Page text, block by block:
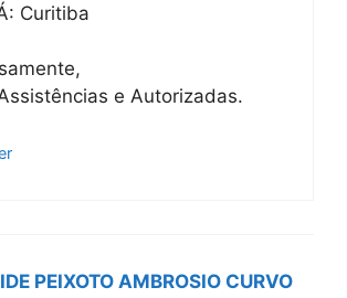
Curitiba
e Autorizadas.
PEIXOTO AMBROSIO CURVO